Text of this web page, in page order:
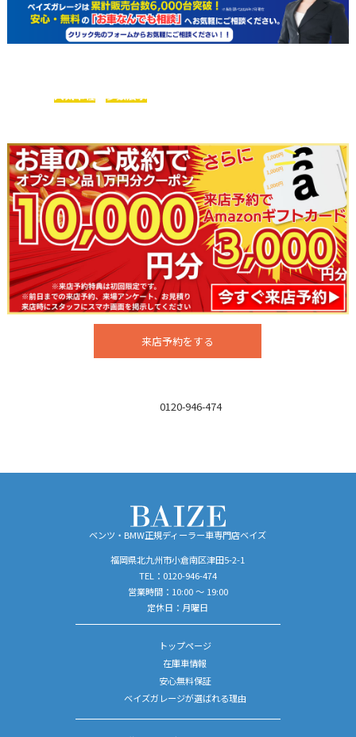
人気車種を 多数展示まずはお気軽にご来店ください！
来店予約をする
TEL：0120-946-474
ベンツ・BMW正規ディーラー車専門店ベイズ
福岡県北九州市小倉南区津田5-2-1
TEL： 0120-946-474
営業時間：10:00 ～ 19:00
定休日：月曜日
トップページ
在庫車情報
安心無料保証
ベイズガレージが選ばれる理由